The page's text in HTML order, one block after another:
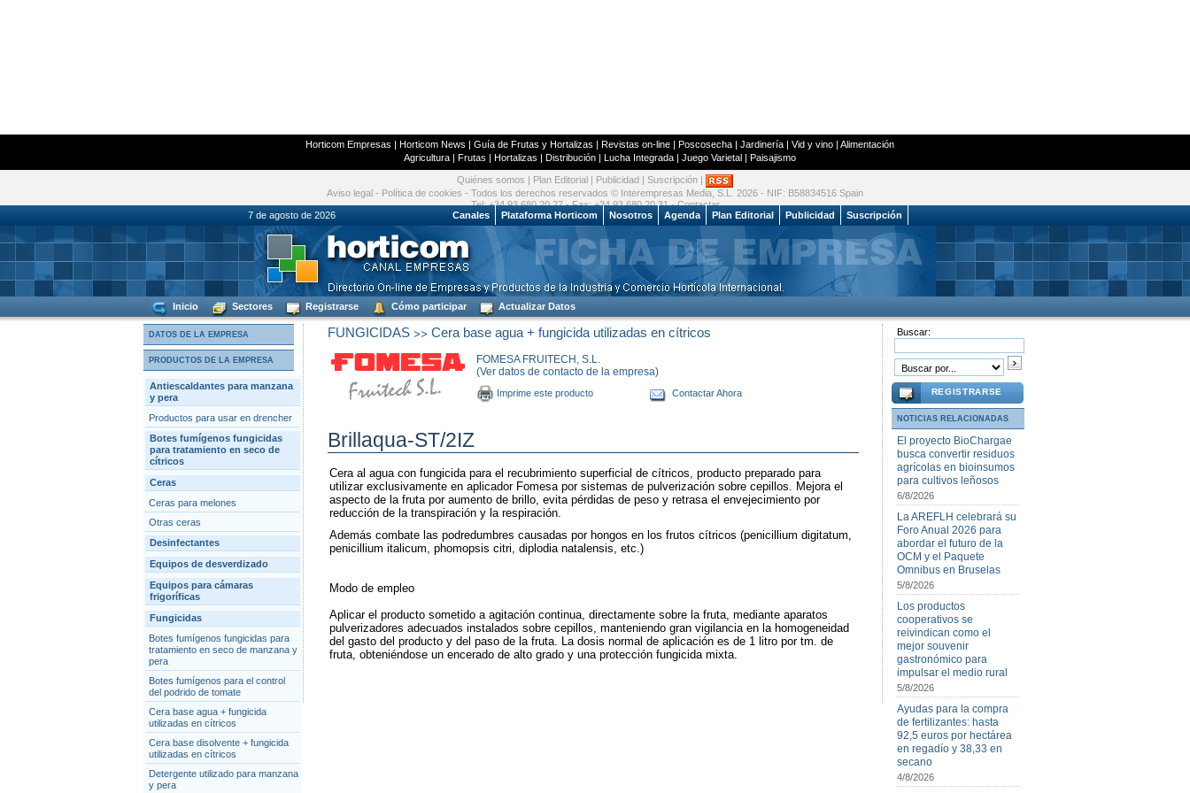
Horticom Empresas | Horticom News | Guía de Frutas y Hortalizas | Revistas on-line| Poscosecha| Jardinería| Vid y vino| Alimentación
Agricultura| Frutas | Hortalizas | Distribución| Lucha Integrada| Juego Varietal| Paisajismo
Quiénes somos Plan Editorial Publicidad Suscripción
Aviso legal - Política de cookies - Todos los derechos reservados © Interempresas Media, S.L. 2026 - NIF: B58834516 Spain
Tel: +34 93 680 20 27 - Fax: +34 93 680 20 31 -Contactar
7 de agosto de 2026
Canales Plataforma Horticom Nosotros Agenda Plan Editorial Publicidad Suscripción
Inicio Sectores Registrarse Cómo participar Actualizar Datos
DATOS DE LA EMPRESA
PRODUCTOS DE LA EMPRESA
Antiescaldantes para manzana
y pera
Productos para usar en drencher
Botes fumígenos fungicidas
para tratamiento en seco de
cítricos
Ceras
Ceras para melones
Otras ceras
Desinfectantes
Equipos de desverdizado
Equipos para cámaras
frigoríficas
Fungicidas
Botes fumígenos fungicidas para
tratamiento en seco de manzana y
pera
Botes fumígenos para el control
del podrido de tomate
Cera base agua + fungicida
utilizadas en cítricos
Cera base disolvente + fungicida
utilizadas en cítricos
Detergente utilizado para manzana
y pera
FUNGICIDAS>> Cera base agua + fungicida utilizadas en cítricos
FOMESA FRUITECH, S.L.
(Ver datos de contacto de la empresa)
Imprime este producto Contactar Ahora
Brillaqua-ST/2IZ
Cera al agua con fungicida para el recubrimiento superficial de cítricos, producto preparado para
utilizar exclusivamente en aplicador Fomesa por sistemas de pulverización sobre cepillos. Mejora el
aspecto de la fruta por aumento de brillo, evita pérdidas de peso y retrasa el envejecimiento por
reducción de la transpiración y la respiración.
Además combate las podredumbres causadas por hongos en los frutos cítricos (penicillium digitatum,
penicillium italicum, phomopsis citri, diplodia natalensis, etc.)
Modo de empleo
Aplicar el producto sometido a agitación continua, directamente sobre la fruta, mediante aparatos
pulverizadores adecuados instalados sobre cepillos, manteniendo gran vigilancia en la homogeneidad
del gasto del producto y del paso de la fruta. La dosis normal de aplicación es de 1 litro por tm. de
fruta, obteniéndose un encerado de alto grado y una protección fungicida mixta.
Buscar:
REGISTRARSE
NOTICIAS RELACIONADAS
El proyecto BioChargae
busca convertir residuos
agrícolas en bioinsumos
para cultivos leñosos
6/8/2026
La AREFLH celebrará su
Foro Anual 2026 para
abordar el futuro de la
OCM y el Paquete
Omnibus en Bruselas
5/8/2026
Los productos
cooperativos se
reivindican como el
mejor souvenir
gastronómico para
impulsar el medio rural
5/8/2026
Ayudas para la compra
de fertilizantes: hasta
92,5 euros por hectárea
en regadío y 38,33 en
secano
4/8/2026